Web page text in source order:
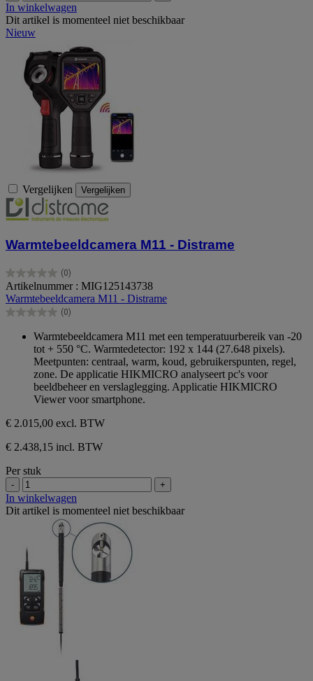
In winkelwagen
Dit artikel is momenteel niet beschikbaar
Nieuw
Vergelijken Vergelijken
Warmtebeeldcamera M11 - Distrame
(0)
0.0
van
de
5
Artikelnummer : MIG125143738
Warmtebeeldcamera M11 - Distrame
(0)
0.0
sterren.
Warmtebeeldcamera M11 met een temperatuurbereik van -20
tot + 550 °C. Warmtedetector: 192 x 144 (27.648 pixels).
Meetpunten: centraal, warm, koud, gebruikerspunten, regel,
zone. De applicatie HIKMICRO analyseert pc's voor
beeldbeheer en verslaglegging. Applicatie HIKMICRO
Viewer voor smartphone.
€ 2.015,00 excl. BTW
€ 2.438,15 incl. BTW
Per stuk
- +
In winkelwagen
Dit artikel is momenteel niet beschikbaar